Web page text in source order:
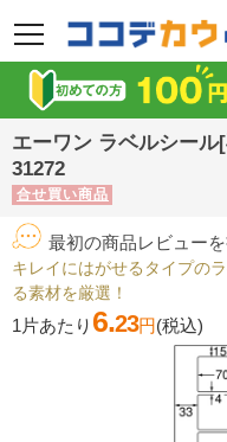
メニュー
エーワン ラベルシー
31272
合せ買い商品
最初の商品レビューを
キレイにはがせるタイプの
る素材を厳選！
1片あたり 6.23円(税込)